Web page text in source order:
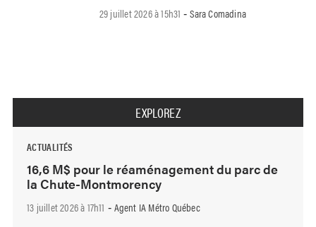
29 juillet 2026 à 15h31 -Sara Comadina
EXPLOREZ
ACTUALITÉS
16,6 M$ pour le réaménagement du parc de
la Chute-Montmorency
13 juillet 2026 à 17h11 - Agent IA Métro Québec